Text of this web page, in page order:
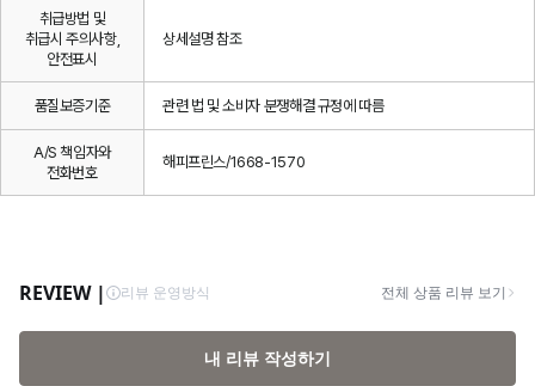
취급방법 및
취급시 주의사항,
안전표시
상세설명 참조
품질보증기준 관련 법 및 소비자 분쟁해결 규정에 따름
A/S 책임자와
전화번호
해피프린스/1668-1570